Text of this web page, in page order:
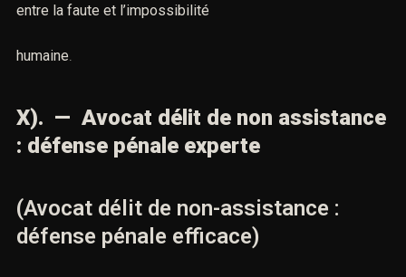
entre la faute et l’impossibilité
humaine.
X). — Avocat délit de non assistance
: défense pénale experte
(Avocat délit de non-assistance :
défense pénale efficace)